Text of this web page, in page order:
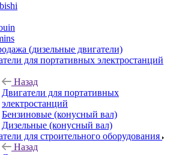
(дизельные двигатели)
для портативных электростанций
Назад
Двигатели для портативных
электростанций
Бензиновые (конусный вал)
Дизельные (конусный вал)
для строительного оборудования
Назад